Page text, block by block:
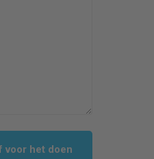
voor het doen